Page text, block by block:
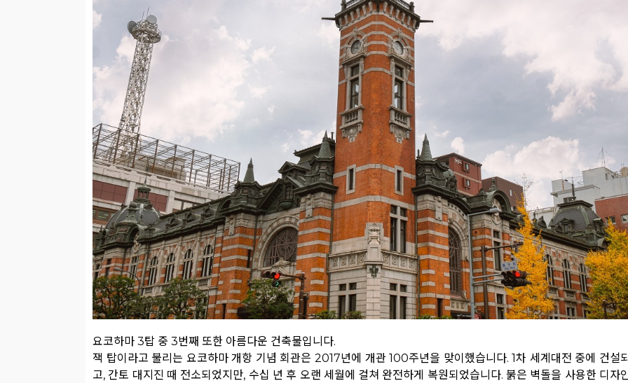
요코하마 3탑 중 3번째 또한 아름다운 건축물입니다.
잭 탑이라고 불리는 요코하마 개항 기념 회관은 2017년에 개관 100주년을 맞이했습니다. 1차 세계대전 중에 건설
고, 간토 대지진 때 전소되었지만, 수십 년 후 오랜 세월에 걸쳐 완전하게 복원되었습니다. 붉은 벽돌을 사용한 디자